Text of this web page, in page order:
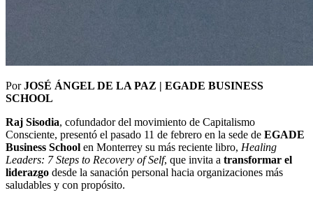
PorJOSÉ ÁNGEL DE LA PAZ | EGADE BUSINESS
SCHOOL
Raj Sisodia, cofundador del movimiento de Capitalismo
Consciente, presentó el pasado 11 de febrero en la sede de EGADE
Business School en Monterrey su más reciente libro, Healing
Leaders: 7 Steps to Recovery of Self, que invita a transformar el
liderazgo desde la sanación personal hacia organizaciones más
saludables y con propósito.